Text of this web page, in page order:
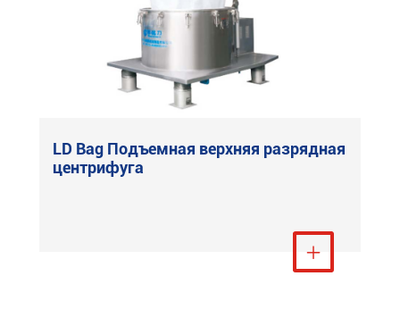
LD Bag Подъемная верхняя разрядная
центрифуга
Посмотреть ещё
